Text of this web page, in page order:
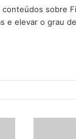
sobre
e elevar o grau